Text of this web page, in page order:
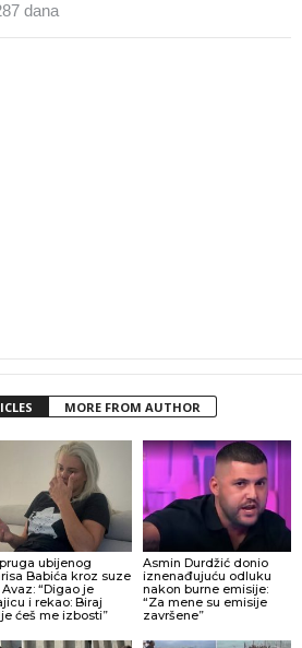
dana
MORE FROM AUTHOR
ubijenog
Babića kroz suze
“Digao je
i rekao: Biraj
ćeš me izbosti”
Asmin Durdžić donio
iznenađujuću odluku
nakon burne emisije:
“Za mene su emisije
završene”